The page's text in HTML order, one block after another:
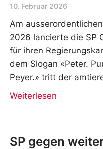
10. Februar 2026
Am
2026 lancierte die SP
für ihren
dem Slogan «Peter.
Peyer.» tritt der
Weiterlesen
SP gegen